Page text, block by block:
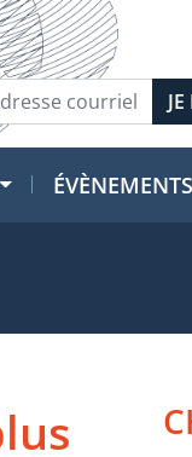
ÉVÈNEMENTS